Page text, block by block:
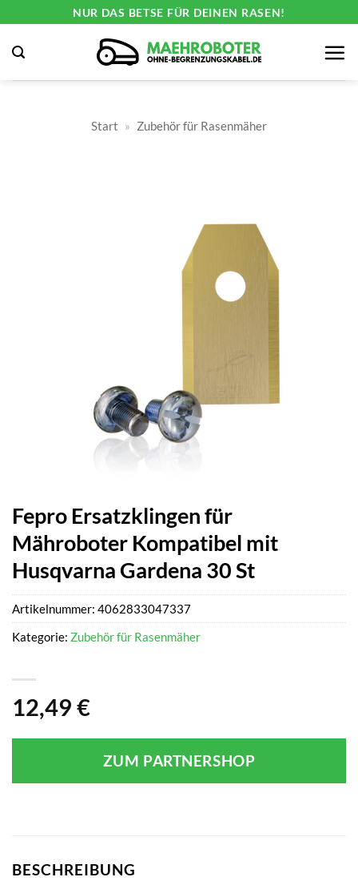
springen
NUR DAS BETSE FÜR DEINEN RASEN!
Start » Zubehör für Rasenmäher
Fepro Ersatzklingen für
Mähroboter Kompatibel mit
Husqvarna Gardena 30 St
12,49 €
ZUM PARTNERSHOP
Artikelnummer: 4062833047337
Kategorie: Zubehör für Rasenmäher
BESCHREIBUNG